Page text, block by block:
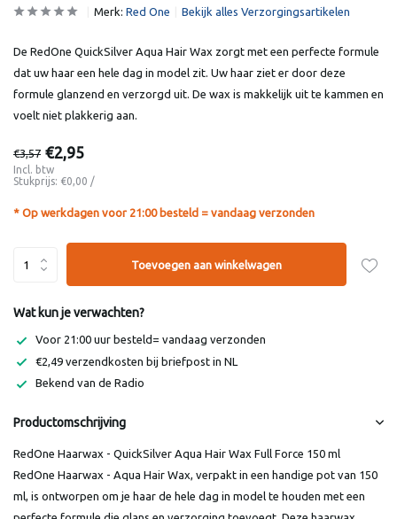
Merk: Red One Bekijk alles Verzorgingsartikelen
De RedOne QuickSilver Aqua Hair Wax zorgt met een perfecte formule
dat uw haar een hele dag in model zit. Uw haar ziet er door deze
formule glanzend en verzorgd uit. De wax is makkelijk uit te kammen en
voelt niet plakkerig aan.
€3,57 €2,95
Incl. btw
Stukprijs: €0,00 /
* Op werkdagen voor 21:00 besteld = vandaag verzonden
Toevoegen aan winkelwagen
Wat kun je verwachten?
Voor 21:00 uur besteld= vandaag verzonden
€2,49 verzendkosten bij briefpost in NL
Bekend van de Radio
Productomschrijving
RedOne Haarwax - QuickSilver Aqua Hair Wax Full Force 150 ml
RedOne Haarwax - Aqua Hair Wax, verpakt in een handige pot van 150
ml, is ontworpen om je haar de hele dag in model te houden met een